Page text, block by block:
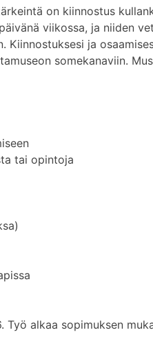
on kiinnostus
viikossa, ja niiden
ja
somekanaviin.
tai opintoja
Työ alkaa sopimuksen